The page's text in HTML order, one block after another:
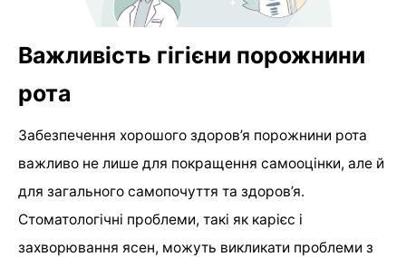
Важливість гігієни порожнини
рота
Забезпечення хорошого здоров’я порожнини рота
важливо не лише для покращення самооцінки, але й
для загального самопочуття та здоров’я.
Стоматологічні проблеми, такі як карієс і
захворювання ясен, можуть викликати проблеми з